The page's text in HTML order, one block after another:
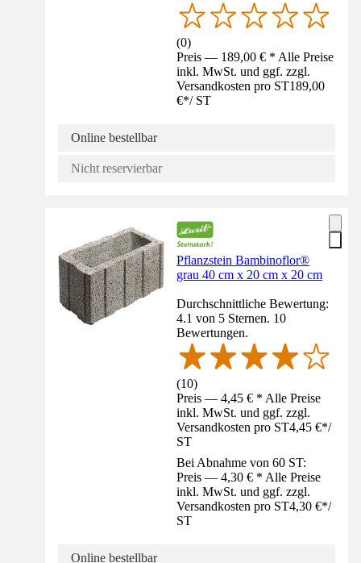
(0)
Preis — 189,00 € * Alle Preise
inkl. MwSt. und ggf. zzgl.
Versandkosten pro ST189,00
€*/ ST
Online bestellbar
Nicht reservierbar
Pflanzstein Bambinoflor®
grau 40 cm x 20 cm x 20 cm
Durchschnittliche Bewertung:
4.1 von 5 Sternen. 10
Bewertungen.
(10)
Preis — 4,45 € * Alle Preise
inkl. MwSt. und ggf. zzgl.
Versandkosten pro ST4,45 €*/
ST
Bei Abnahme von 60 ST:
Preis — 4,30 € * Alle Preise
inkl. MwSt. und ggf. zzgl.
Versandkosten pro ST4,30 €*/
ST
Online bestellbar